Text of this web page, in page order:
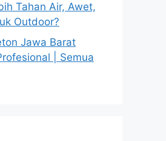
Tahan Air, Awet,
Outdoor?
Jawa Barat
| Semua